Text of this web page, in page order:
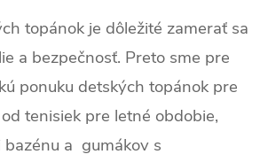
topánok je dôležité zamerať sa
a bezpečnosť. Preto sme pre
ponuku detských topánok pre
tenisiek pre letné obdobie,
bazénu a gumákov s